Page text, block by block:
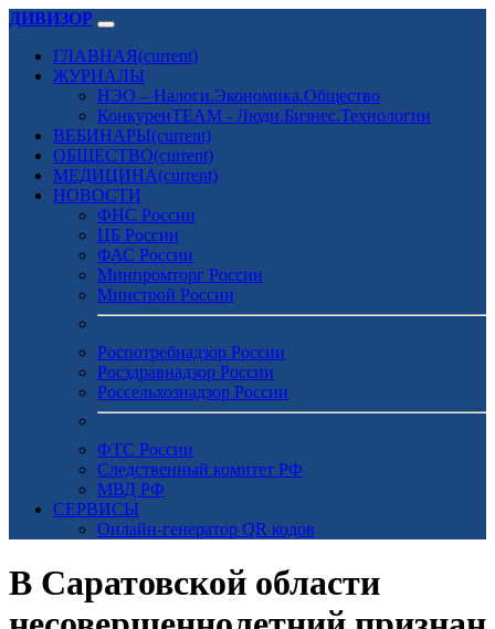
ДИВИЗОР
ГЛАВНАЯ(current)
ЖУРНАЛЫ
НЭО – Налоги.Экономика.Общество
КонкуренTEAM - Люди.Бизнес.Технологии
ВЕБИНАРЫ(current)
ОБЩЕСТВО(current)
МЕДИЦИНА(current)
НОВОСТИ
ФНС России
ЦБ России
ФАС России
Минпромторг России
Минстрой России
Роспотребнадзор России
Росздравнадзор России
Россельхознадзор России
ФТС России
Следственный комитет РФ
МВД РФ
СЕРВИСЫ
Онлайн-генератор QR кодов
В Саратовской области